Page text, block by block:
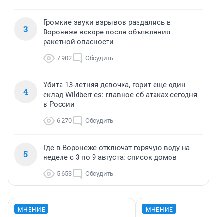
3
Громкие звуки взрывов раздались в
Воронеже вскоре после объявления
ракетной опасности
7 902 Обсудить
4
Убита 13-летняя девочка, горит еще один
склад Wildberries: главное об атаках сегодня
в России
6 270 Обсудить
5
Где в Воронеже отключат горячую воду на
неделе с 3 по 9 августа: список домов
5 653 Обсудить
МНЕНИЕ МНЕНИЕ